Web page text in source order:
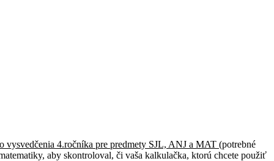
vysvedčenia 4.ročníka pre predmety SJL, ANJ a MAT (potrebné
aby skontroloval, či vaša kalkulačka, ktorú chcete použiť